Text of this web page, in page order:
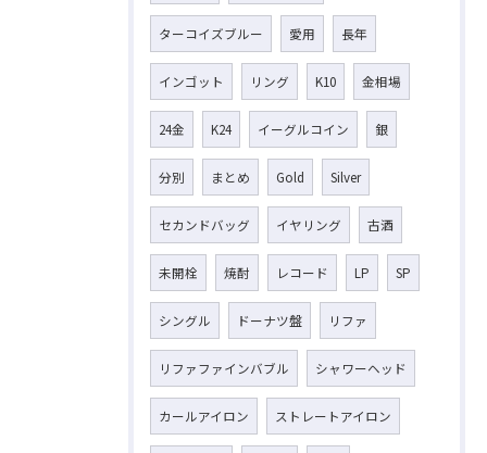
ターコイズブルー 愛用 長年
インゴット リング K10 金相場
24金 K24 イーグルコイン 銀
分別 まとめ Gold Silver
セカンドバッグ イヤリング 古酒
未開栓 焼酎 レコード LP SP
シングル ドーナツ盤 リファ
リファファインバブル シャワーヘッド
カールアイロン ストレートアイロン